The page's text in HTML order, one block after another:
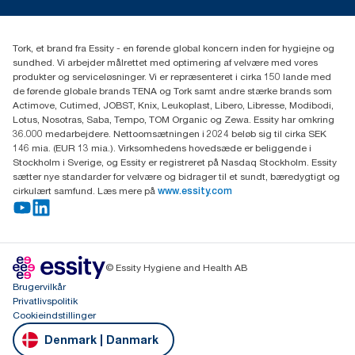
Smiley-rapport
(+45) 48 16 82 44
Professional Hygiene
Gydevang 33
DK-3450 Allerød
Tork, et brand fra Essity - en førende global koncern inden for hygiejne og
sundhed. Vi arbejder målrettet med optimering af velvære med vores
produkter og serviceløsninger. Vi er repræsenteret i cirka 150 lande med
de førende globale brands TENA og Tork samt andre stærke brands som
Actimove, Cutimed, JOBST, Knix, Leukoplast, Libero, Libresse, Modibodi,
Lotus, Nosotras, Saba, Tempo, TOM Organic og Zewa. Essity har omkring
36.000 medarbejdere. Nettoomsætningen i 2024 beløb sig til cirka SEK
146 mia. (EUR 13 mia.). Virksomhedens hovedsæde er beliggende i
Stockholm i Sverige, og Essity er registreret på Nasdaq Stockholm. Essity
sætter nye standarder for velvære og bidrager til et sundt, bæredygtigt og
cirkulært samfund. Læs mere på www.essity.com
© Essity Hygiene and Health AB
Brugervilkår
Privatlivspolitik
Cookieindstillinger
Denmark | Danmark